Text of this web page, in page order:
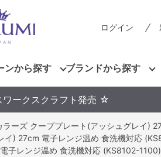
ログイン
ンから探す ブランドから探す
ークスクラフト発売 ☆
ラーズ クーププレート(アッシュグレイ)
イ) 27cm 電子レンジ温め 食洗機対応
子レンジ温め 食洗機対応 (KS8102-1100)